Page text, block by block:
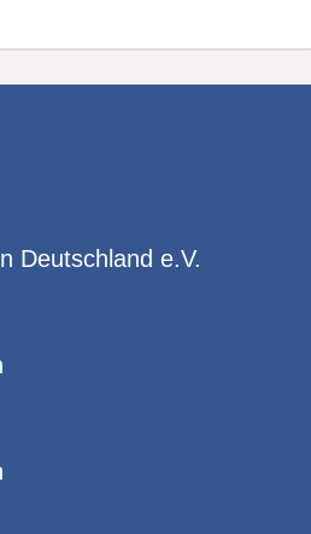
Deutschland e.V.